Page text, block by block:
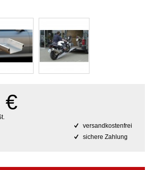
€
versandkostenfrei
sichere Zahlung